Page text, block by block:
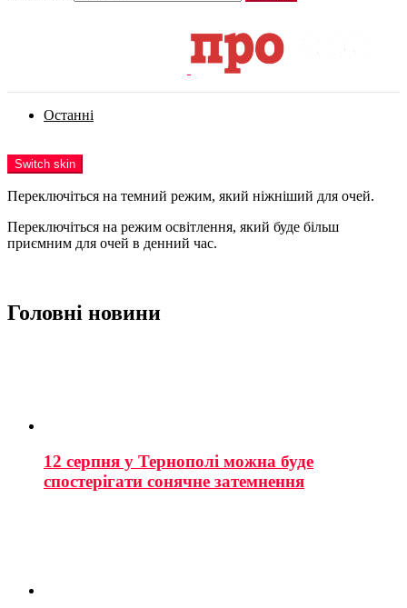
Останні
Switch skin
Переключіться на темний режим, який ніжніший для очей.
Переключіться на режим освітлення, який буде більш
приємним для очей в денний час.
Головні новини
12 серпня у Тернополі можна буде
спостерігати сонячне затемнення